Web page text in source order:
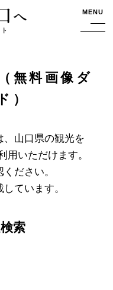
イト MENU
無料画像ダ
）
、山口県の観光を
用いただけます。
ださい。
ています。
索